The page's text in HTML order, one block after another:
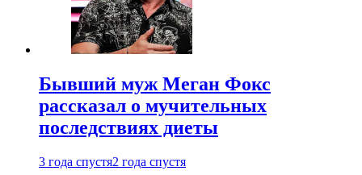
Бывший муж Меган Фокс
рассказал о мучительных
последствиях диеты
3 года спустя2 года спустя